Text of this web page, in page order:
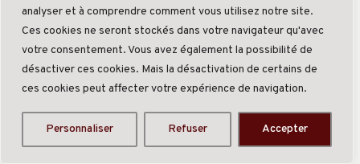
analyser et à comprendre comment vous utilisez notre site.
Ces cookies ne seront stockés dans votre navigateur qu'avec
votre consentement. Vous avez également la possibilité de
désactiver ces cookies. Mais la désactivation de certains de
ces cookies peut affecter votre expérience de navigation.
Personnaliser Refuser Accepter